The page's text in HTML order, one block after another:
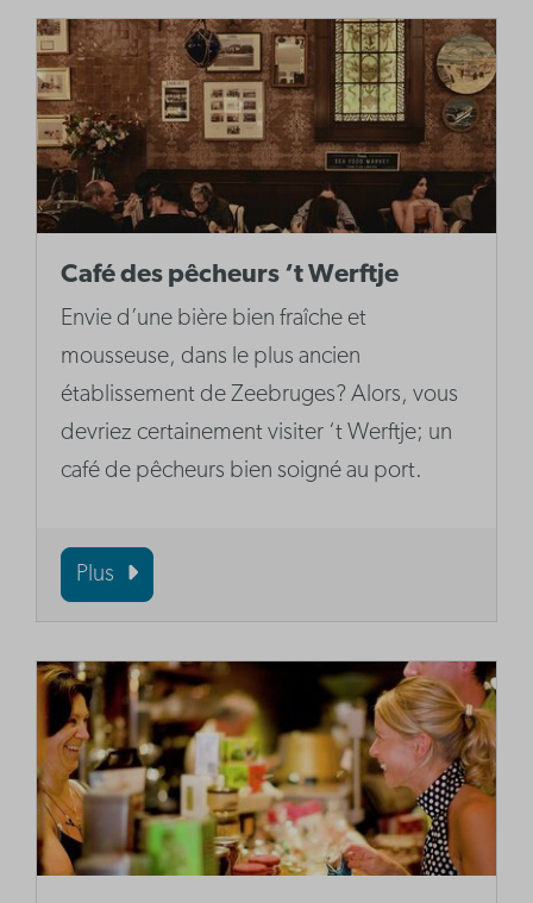
Café des pêcheurs ‘t Werftje
Envie d’une bière bien fraîche et
mousseuse, dans le plus ancien
établissement de Zeebruges? Alors, vous
devriez certainement visiter ‘t Werftje; un
café de pêcheurs bien soigné au port.
Plus